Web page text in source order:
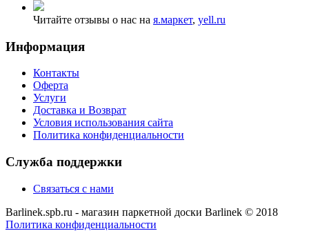
Читайте отзывы о нас на я.маркет, yell.ru
Информация
Контакты
Оферта
Услуги
Доставка и Возврат
Условия использования сайта
Политика конфиденциальности
Служба поддержки
Связаться с нами
Barlinek.spb.ru - магазин паркетной доски Barlinek © 2018
Политика конфиденциальности